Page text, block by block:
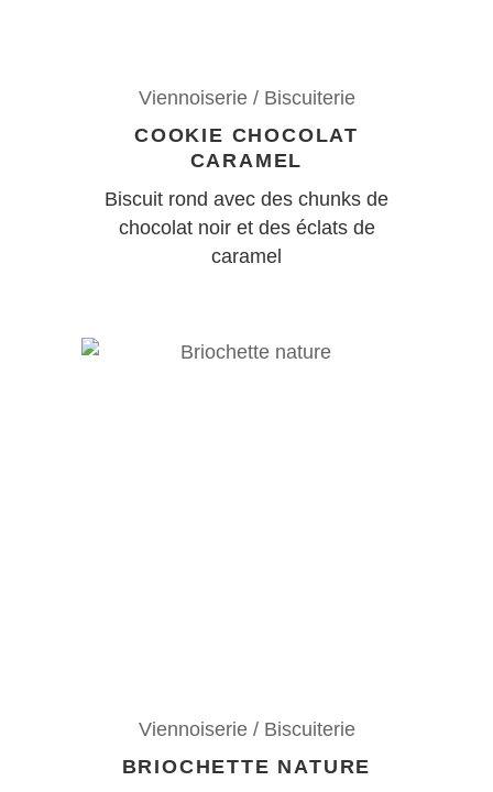
Viennoiserie / Biscuiterie
COOKIE CHOCOLAT
CARAMEL
Biscuit rond avec des chunks de
chocolat noir et des éclats de
caramel
Viennoiserie / Biscuiterie
BRIOCHETTE NATURE